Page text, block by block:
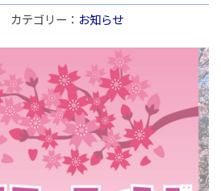
カテゴリー： お知らせ